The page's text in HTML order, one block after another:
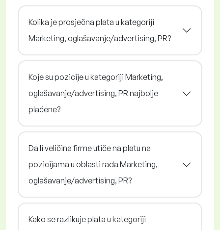
Kolika je prosječna plata u kategoriji
Marketing, oglašavanje/advertising, PR?
Koje su pozicije u kategoriji Marketing,
oglašavanje/advertising, PR najbolje
plaćene?
Da li veličina firme utiče na platu na
pozicijama u oblasti rada Marketing,
oglašavanje/advertising, PR?
Kako se razlikuje plata u kategoriji